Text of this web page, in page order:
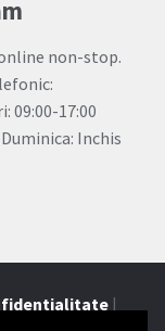
non-stop.
09:00-17:00
Inchis
|